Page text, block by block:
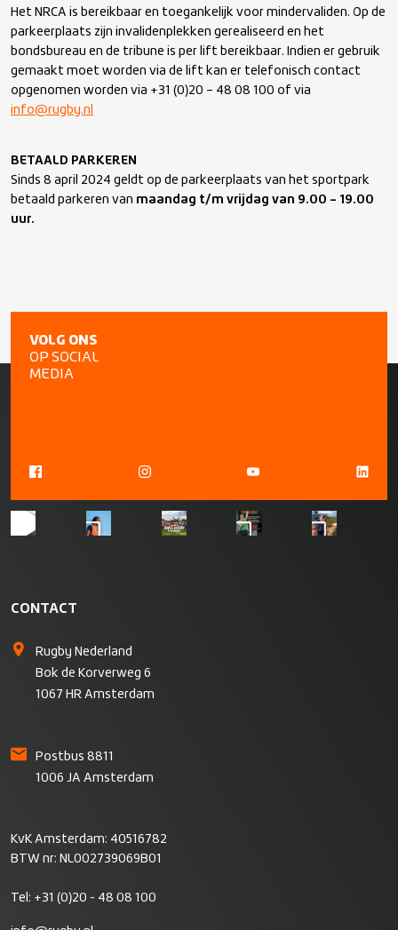
Het NRCA is bereikbaar en toegankelijk voor mindervaliden. Op de
parkeerplaats zijn invalidenplekken gerealiseerd en het
bondsbureau en de tribune is per lift bereikbaar. Indien er gebruik
gemaakt moet worden via de lift kan er telefonisch contact
opgenomen worden via +31 (0)20 – 48 08 100 of via
info@rugby.nl
BETAALD PARKEREN
Sinds 8 april 2024 geldt op de parkeerplaats van het sportpark
betaald parkeren van maandag t/m vrijdag van 9.00 – 19.00
uur.
VOLG ONS
OP SOCIAL
MEDIA
CONTACT
Rugby Nederland
Bok de Korverweg 6
1067 HR Amsterdam
Postbus 8811
1006 JA Amsterdam
KvK Amsterdam: 40516782
BTW nr: NL002739069B01
Tel: +31 (0)20 - 48 08 100